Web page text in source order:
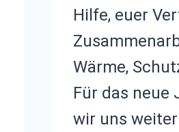
Hilfe, euer
Wärme,
Für das neue
wir uns